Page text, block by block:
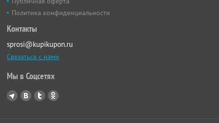
Политика конфиденциальности
Контакты
sprosi@kupikupon.ru
Связаться с нами
Мы в Соцсетях